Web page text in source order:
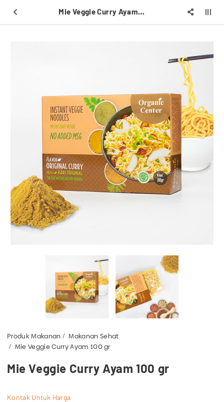
Mie Veggie Curry Ayam 100 gr
Produk Makanan
Makanan Sehat
Mie Veggie Curry Ayam 100 gr
Mie Veggie Curry Ayam 100 gr
Kontak Untuk Harga